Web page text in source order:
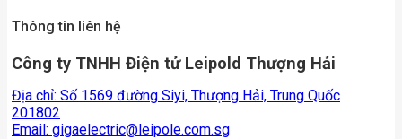
Thông tin liên hệ
Công ty TNHH Điện tử Leipold Thượng Hải
Địa chỉ: Số 1569 đường Siyi, Thượng Hải, Trung Quốc
201802
Email: gigaelectric@leipole.com.sg